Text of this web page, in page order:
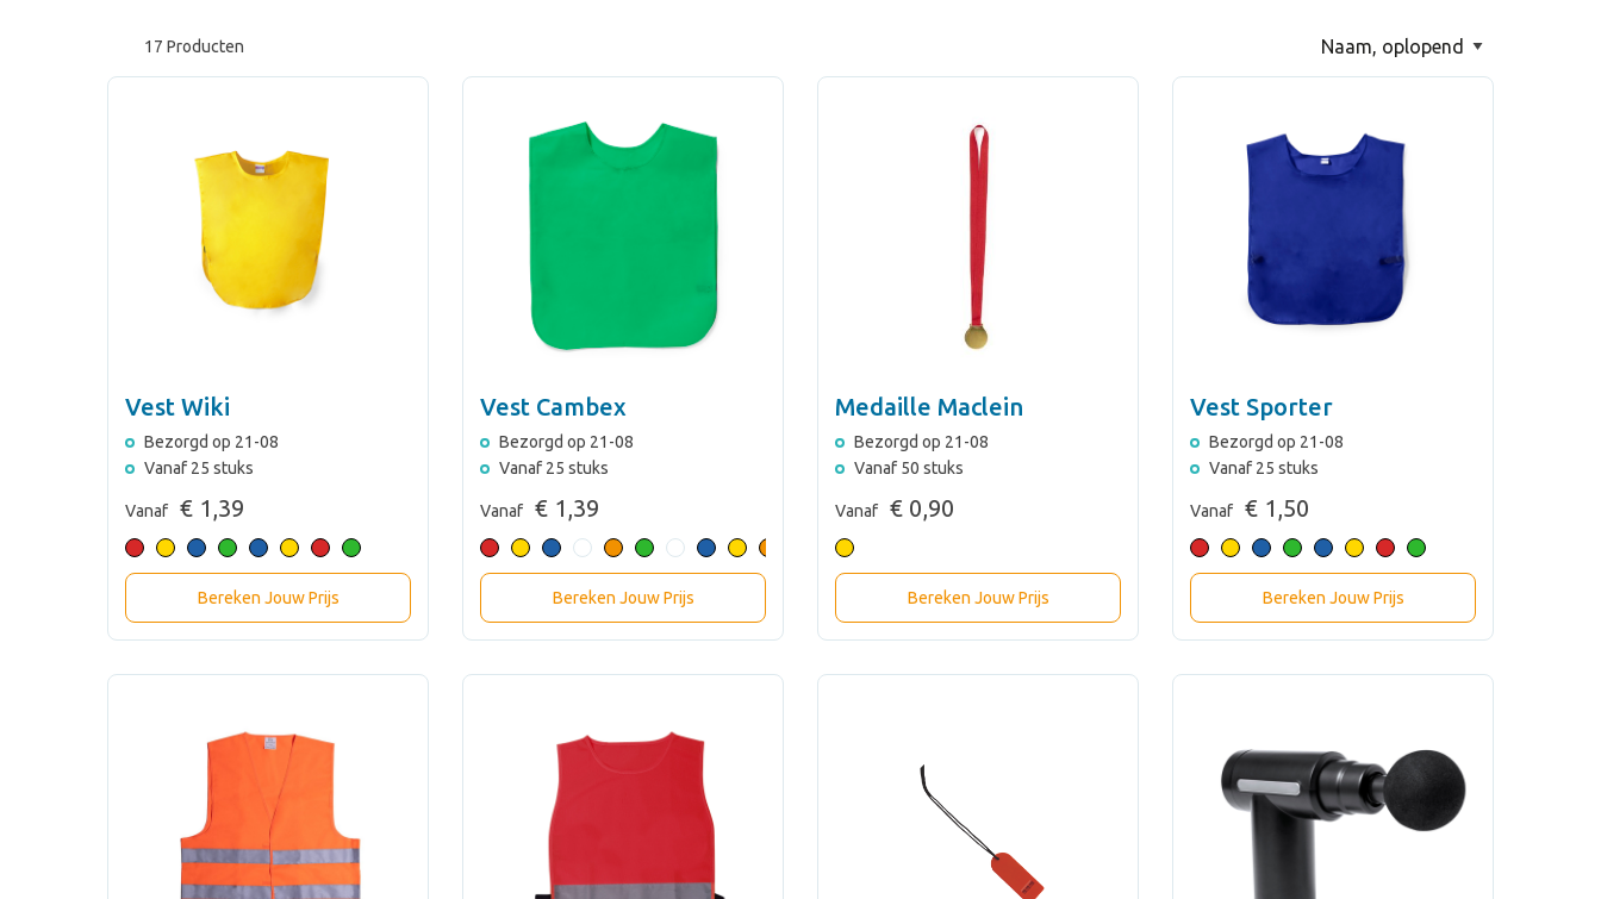
17 Producten
Vest Wiki
Bezorgd op 21-08
Vanaf 25 stuks
Vanaf € 1,39
Bereken Jouw Prijs
Vest Cambex
Bezorgd op 21-08
Vanaf 25 stuks
Vanaf € 1,39
Bereken Jouw Prijs
Medaille Maclein
Bezorgd op 21-08
Vanaf 50 stuks
Vanaf € 0,90
Bereken Jouw Prijs
Vest Sporter
Bezorgd op 21-08
Vanaf 25 stuks
Vanaf € 1,50
Bereken Jouw Prijs